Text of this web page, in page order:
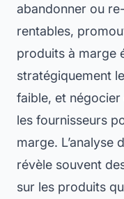
abandonner ou
rentables,
produits à marge
stratégiquement
faible, et
les fournisseurs
marge. L’analyse
révèle souvent
sur les produits